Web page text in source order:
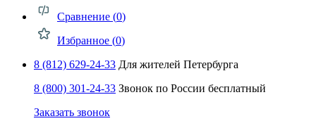
Сравнение (0)
Избранное (0)
8 (812) 629-24-33 Для жителей Петербурга
8 (800) 301-24-33 Звонок по России бесплатный
Заказать звонок